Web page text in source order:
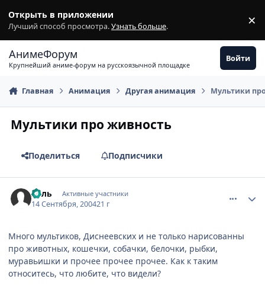
Открыть в приложении
Лучший способ просмотра.Узнать больше. ×
АнимеФорум
Крупнейший аниме-форум на русскоязычной площадке
Войти
Главная Анимация Другая анимация Мультики
Мультики про живность
Поделиться Подписчики
Хель Активные участники
14 Сентября, 200421 г
Много мультиков, Диснеевских и не только нарисованны
про животных, кошечки, собачки, белочки, рыбки,
муравьишки и прочее прочее прочее. Как к таким
относитесь, что любите, что видели?